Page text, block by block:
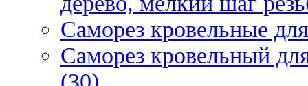
Саморез кровельные
Саморез кровельный